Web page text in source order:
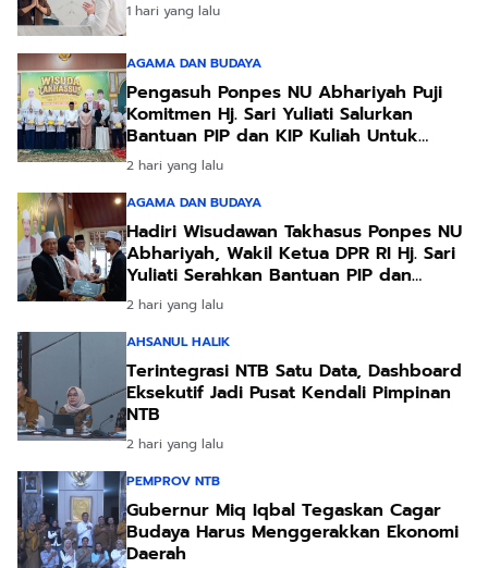
1 hari yang lalu
AGAMA DAN BUDAYA
Pengasuh Ponpes NU Abhariyah Puji
Komitmen Hj. Sari Yuliati Salurkan
Bantuan PIP dan KIP Kuliah Untuk
Santri
2 hari yang lalu
AGAMA DAN BUDAYA
Hadiri Wisudawan Takhasus Ponpes NU
Abhariyah, Wakil Ketua DPR RI Hj. Sari
Yuliati Serahkan Bantuan PIP dan
Bantuan Program Sanitasi
2 hari yang lalu
AHSANUL HALIK
Terintegrasi NTB Satu Data, Dashboard
Eksekutif Jadi Pusat Kendali Pimpinan
NTB
2 hari yang lalu
PEMPROV NTB
Gubernur Miq Iqbal Tegaskan Cagar
Budaya Harus Menggerakkan Ekonomi
Daerah